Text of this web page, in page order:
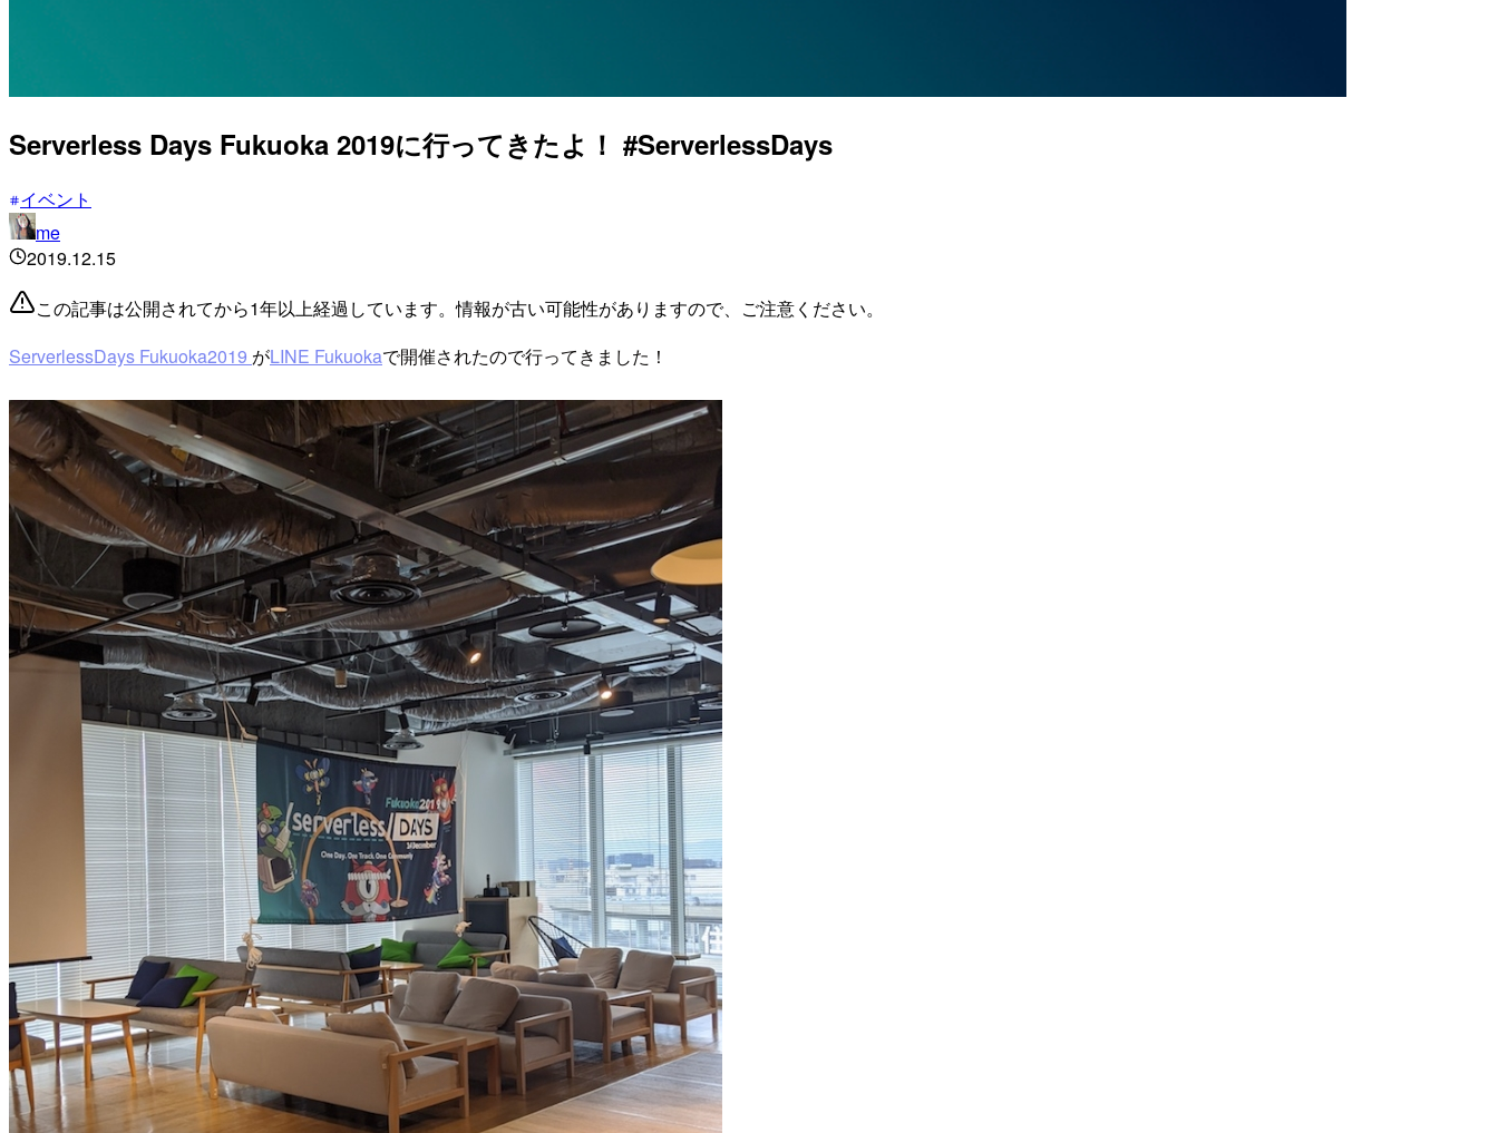
Serverless Days Fukuoka 2019に行ってきたよ！ #ServerlessDays
イベント
me
2019.12.15
この記事は公開されてから1年以上経過しています。情報が古い可能性がありますので、ご注意ください。
ServerlessDays Fukuoka2019 がLINE Fukuokaで開催されたので行ってきました！